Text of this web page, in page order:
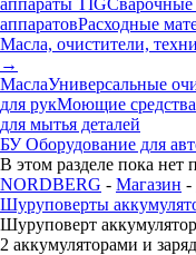
аппараты TIGСварочные
аппаратовРасходные
Масла, очистители,
→
МаслаУниверсальные
для рукМоющие средства
для мытья деталей
БУ Оборудование для
В этом разделе пока нет
NORDBERG - Магазин -
Шуруповерты
Шуруповерт
2 аккумуляторами и